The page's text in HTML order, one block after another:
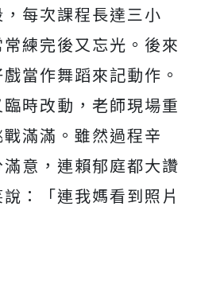
每次課程長達三小
練完後又忘光。 後來
當作舞蹈來記動作。
時改動，老師現場重
滿滿。雖然過程辛
意， 連賴郁庭都大讚
說：「連我媽看到照片